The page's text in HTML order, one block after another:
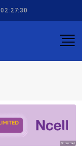
02:27:30
Sponsored